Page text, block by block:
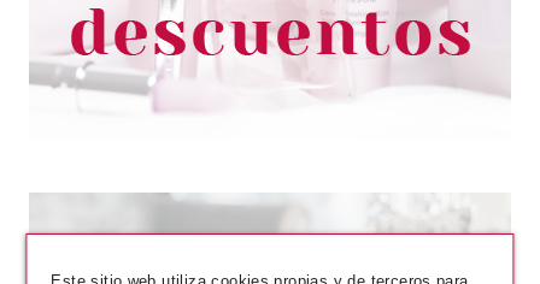
-40% 48.22€